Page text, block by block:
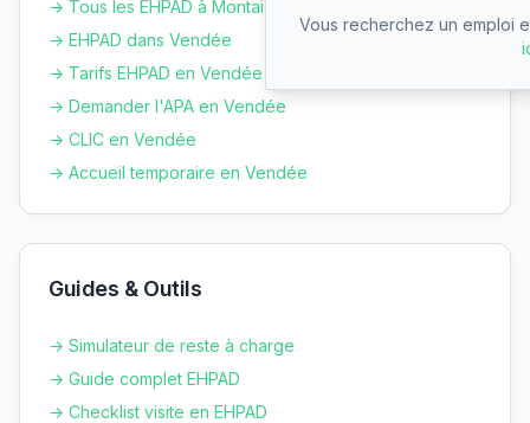
→ Tous les EHPAD à Montaigu-Vendée
→ EHPAD dans Vendée
→ Tarifs EHPAD en Vendée
→ Demander l'APA en Vendée
→ CLIC en Vendée
→ Accueil temporaire en Vendée
Guides & Outils
→ Simulateur de reste à charge
→ Guide complet EHPAD
→ Checklist visite en EHPAD
Vous recherchez un emploi